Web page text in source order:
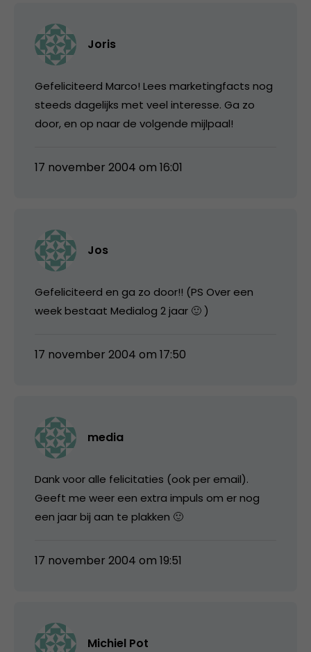
Joris
Gefeliciteerd Marco! Lees marketingfacts nog
steeds dagelijks met veel interesse. Ga zo
door, en op naar de volgende mijlpaal!
17 november 2004 om 16:01
Jos
Gefeliciteerd en ga zo door!! (PS Over een
week bestaat Medialog 2 jaar 🙂 )
17 november 2004 om 17:50
media
Dank voor alle felicitaties (ook per email).
Geeft me weer een extra impuls om er nog
een jaar bij aan te plakken 🙂
17 november 2004 om 19:51
Michiel Pot